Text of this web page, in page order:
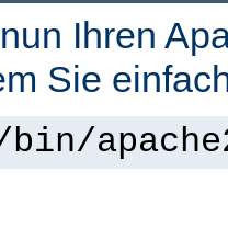
Ihren
Sie